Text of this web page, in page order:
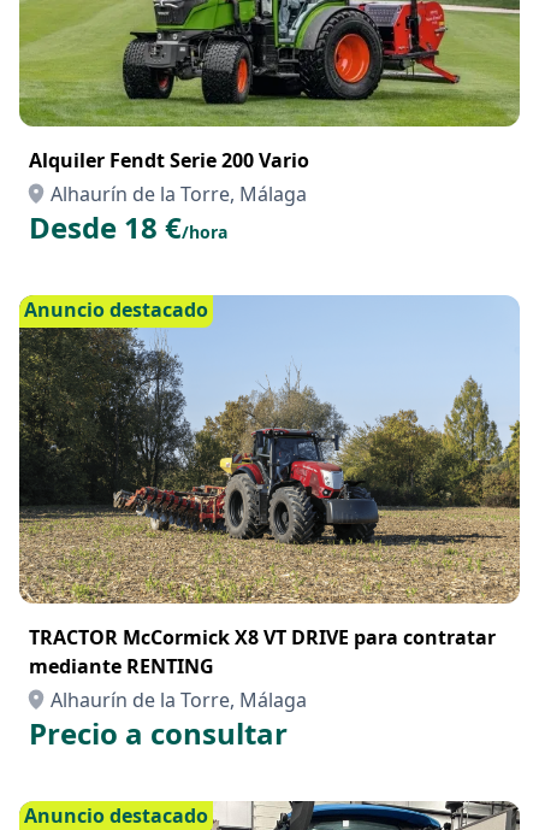
Alquiler Fendt Serie 200 Vario
Alhaurín de la Torre, Málaga
Desde 18 €/hora
Anuncio destacado
TRACTOR McCormick X8 VT DRIVE para contratar
mediante RENTING
Alhaurín de la Torre, Málaga
Precio a consultar
Anuncio destacado